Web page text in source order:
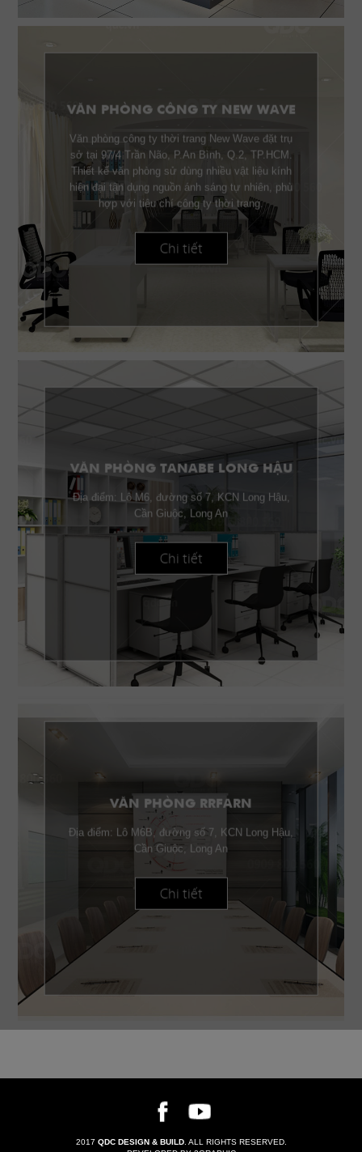
VĂN PHÒNG CÔNG TY NEW WAVE
Văn phòng công ty thời trang New Wave đặt trụ
sở tại 97/4 Trần Não, P.An Bình, Q.2, TP.HCM.
Thiết kế văn phòng sử dùng nhiều vật liệu kính
hiện đại tận dụng nguồn ánh sáng tự nhiên, phù
hợp với tiêu chí công ty thời trang.
Chi tiết
VĂN PHÒNG TANABE LONG HẬU
Địa điểm: Lô M6, đường số 7, KCN Long Hậu,
Cần Giuộc, Long An
Chi tiết
VĂN PHÒNG RRFARN
Địa điểm: Lô M6B, đường số 7, KCN Long Hậu,
Cần Giuộc, Long An
Chi tiết
2017 QDC DESIGN & BUILD. ALL RIGHTS RESERVED.